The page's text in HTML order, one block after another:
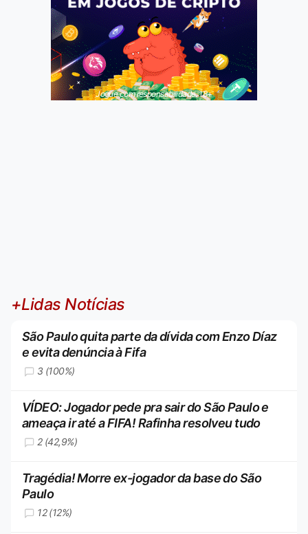
Jogue com responsabilidade. 18+
+Lidas Notícias
São Paulo quita parte da dívida com Enzo Díaz
e evita denúncia à Fifa
3 (100%)
VÍDEO: Jogador pede pra sair do São Paulo e
ameaça ir até a FIFA! Rafinha resolveu tudo
2 (42,9%)
Tragédia! Morre ex-jogador da base do São
Paulo
12 (12%)